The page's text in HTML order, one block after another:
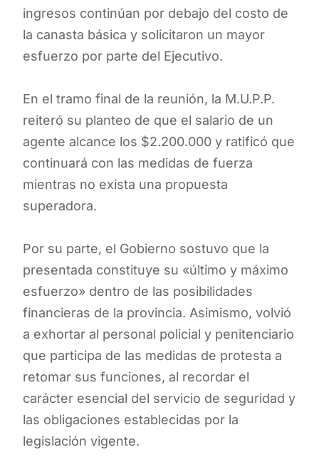
ingresos continúan por debajo del costo de
la canasta básica y solicitaron un mayor
esfuerzo por parte del Ejecutivo.
En el tramo final de la reunión, la M.U.P.P.
reiteró su planteo de que el salario de un
agente alcance los $2.200.000 y ratificó que
continuará con las medidas de fuerza
mientras no exista una propuesta
superadora.
Por su parte, el Gobierno sostuvo que la
presentada constituye su «último y máximo
esfuerzo» dentro de las posibilidades
financieras de la provincia. Asimismo, volvió
a exhortar al personal policial y penitenciario
que participa de las medidas de protesta a
retomar sus funciones, al recordar el
carácter esencial del servicio de seguridad y
las obligaciones establecidas por la
legislación vigente.